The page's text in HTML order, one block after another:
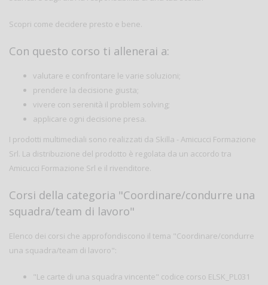
Scopri come decidere presto e bene.
Con questo corso ti allenerai a:
valutare e confrontare le varie soluzioni;
prendere la decisione giusta;
vivere con serenità il problem solving;
applicare ogni decisione presa.
I prodotti multimediali sono realizzati da Skilla - Amicucci Formazione
Srl. La distribuzione del prodotto è regolata da un accordo tra
Amicucci Formazione Srl e il rivenditore.
Corsi della categoria "Coordinare/condurre una
squadra/team di lavoro"
Elenco dei corsi che approfondiscono il tema "Coordinare/condurre
una squadra/team di lavoro":
"Le carte di una squadra vincente" codice corso ELSK_PL031